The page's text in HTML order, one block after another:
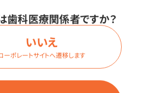
歯科医療関係者ですか？
いいえ
ーポレートサイトへ遷移します